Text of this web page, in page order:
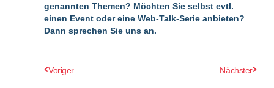
genannten Themen? Möchten Sie selbst evtl.
einen Event oder eine Web-Talk-Serie anbieten?
Dann sprechen Sie uns an.
Zurück
Voriger Nächster